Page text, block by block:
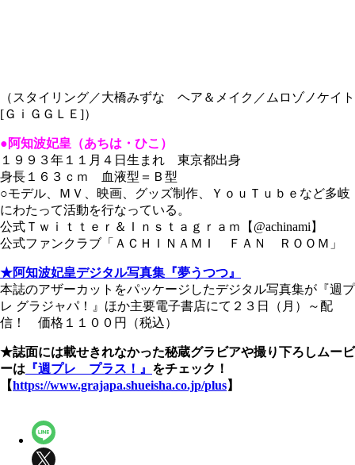
（スタイリング／大橋みずな ヘア＆メイク／ムロゾノケイト
[ＧｉＧＧＬＥ]）
●阿知波妃皇（あちは・ひこ）
１９９３年１１月４日生まれ 東京都出身
身長１６３ｃｍ 血液型＝Ｂ型
○モデル、ＭＶ、映画、グッズ制作、ＹｏｕＴｕｂｅなど多岐
にわたって活動を行なっている。
公式Ｔｗｉｔｔｅｒ＆Ｉｎｓｔａｇｒａｍ【@achinami】
公式ファンクラブ「ＡＣＨＩＮＡＭＩ ＦＡＮ ＲＯＯＭ」
★阿知波妃皇デジタル写真集『夢うつつ』
本誌のアザーカットをパッケージしたデジタル写真集が『週プ
レ グラジャパ！』ほか主要電子書店にて２３日（月）～配
信！ 価格１１００円（税込）
★誌面には載せきれなかった秘蔵グラビアや撮り下ろしムービ
ーは 『週プレ プラス！』 をチェック！
【https://www.grajapa.shueisha.co.jp/plus】